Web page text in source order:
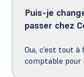
Puis-je
passer chez
Oui, c’est tout
comptable pour